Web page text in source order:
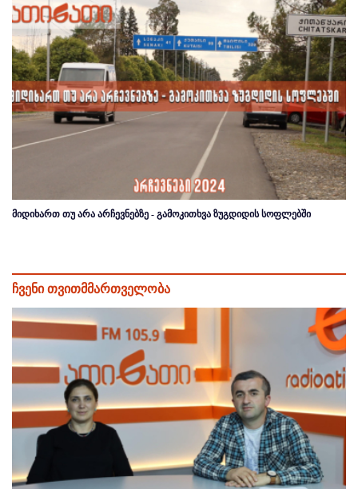
მიდიხართ თუ არა არჩევნებზე - გამოკითხვა ზუგდიდის სოფლებში
ჩვენი თვითმმართველობა